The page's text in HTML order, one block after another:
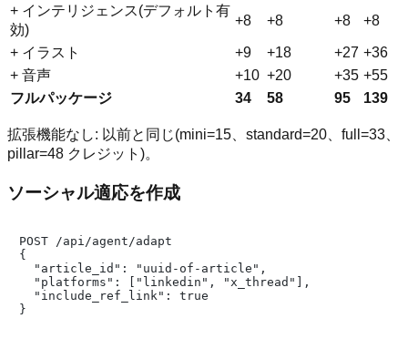
+ インテリジェンス(デフォルト有
効)
+8 +8 +8 +8
+ イラスト +9 +18 +27 +36
+ 音声
+10 +20 +35 +55
フルパッケージ
34 58 95 139
拡張機能なし: 以前と同じ(mini=15、standard=20、full=33、
pillar=48 クレジット)。
ソーシャル適応を作成
POST /api/agent/adapt
{
  "article_id": "uuid-of-article",
  "platforms": ["linkedin", "x_thread"],
  "include_ref_link": true